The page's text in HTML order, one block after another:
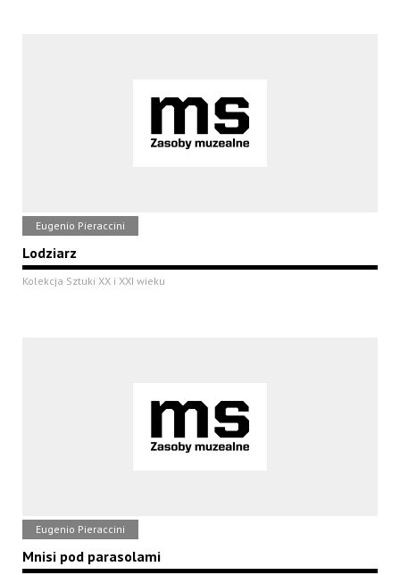
Eugenio Pieraccini
Lodziarz
Kolekcja Sztuki XX i XXI wieku
Eugenio Pieraccini
Mnisi pod parasolami